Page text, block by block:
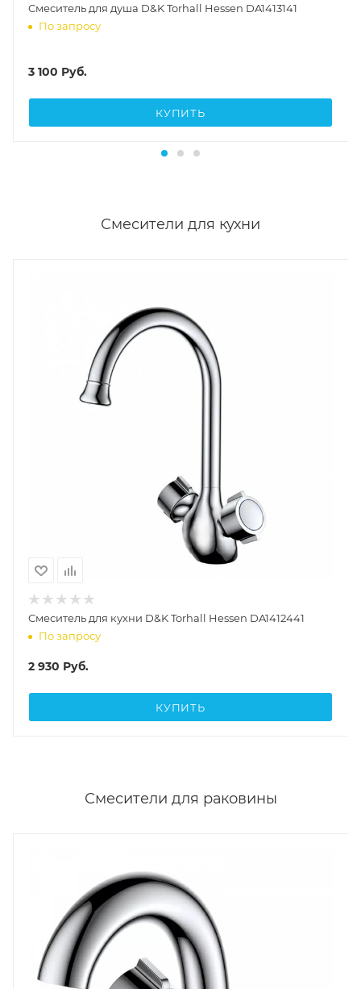
Смеситель для душа D&K Torhall Hessen DA1413141
По запросу
3 100 Руб.
КУПИТЬ
Смесители для кухни
Смеситель для кухни D&K Torhall Hessen DA1412441
По запросу
2 930 Руб.
КУПИТЬ
Смесители для раковины